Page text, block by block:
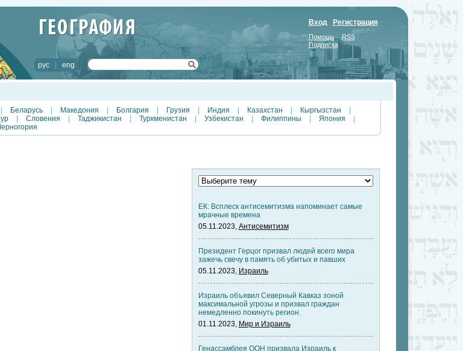
рус| eng
Вход Регистрация
Помощь| RSS|
Подписка
Беларусь Македония Болгария Грузия Индия Казахстан Кыргызстан
Словения Таджикистан Туркменистан Узбекистан Филиппины Япония
ЕК: Всплеск антисемитизма напоминает самые
мрачные времена
05.11.2023, Антисемитизм
Президент Герцог призвал людей всего мира
зажечь свечу в память об убитых и павших
05.11.2023, Израиль
Израиль объявил Северный Кавказ зоной
максимальной угрозы и призвал граждан
немедленно покинуть регион.
01.11.2023, Мир и Израиль
Генассамблея ООН призвала Израиль к